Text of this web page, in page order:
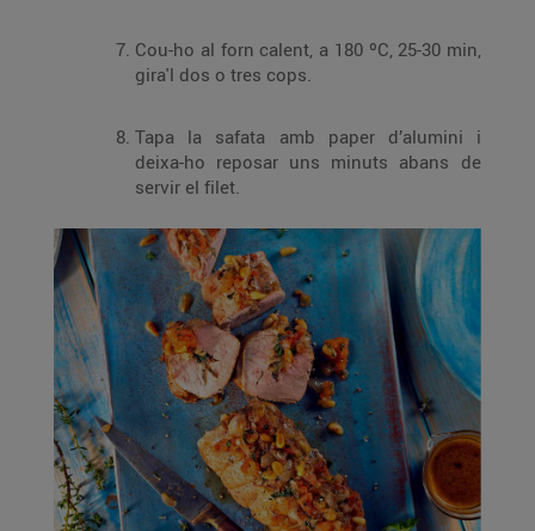
Cou-ho al forn calent, a 180 ºC, 25-30 min,
gira'l dos o tres cops.
Tapa la safata amb paper d’alumini i
deixa-ho reposar uns minuts abans de
servir el filet.